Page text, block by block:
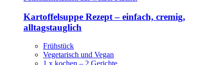
Kartoffelsuppe Rezept – einfach, cremig,
alltagstauglich
Frühstück
Vegetarisch und Vegan